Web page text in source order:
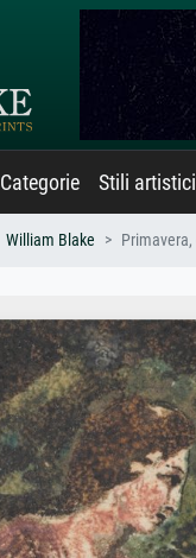
Categorie Stili artistici
William Blake